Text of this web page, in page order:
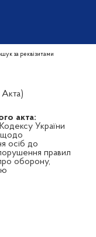
за реквізитами
Акта)
акта:
України
щодо
осіб до
порушення правил
оборону,